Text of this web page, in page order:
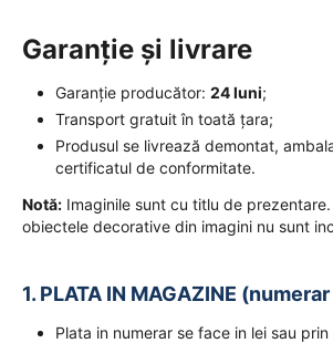
Garanție și livrare
Garanție producător: 24 luni;
Transport gratuit în toată țara;
Produsul se livrează demontat,
certificatul de conformitate.
Notă: Imaginile sunt cu titlu de
obiectele decorative din imagini nu sunt
1. PLATA IN MAGAZINE
Plata in numerar se face in lei sau